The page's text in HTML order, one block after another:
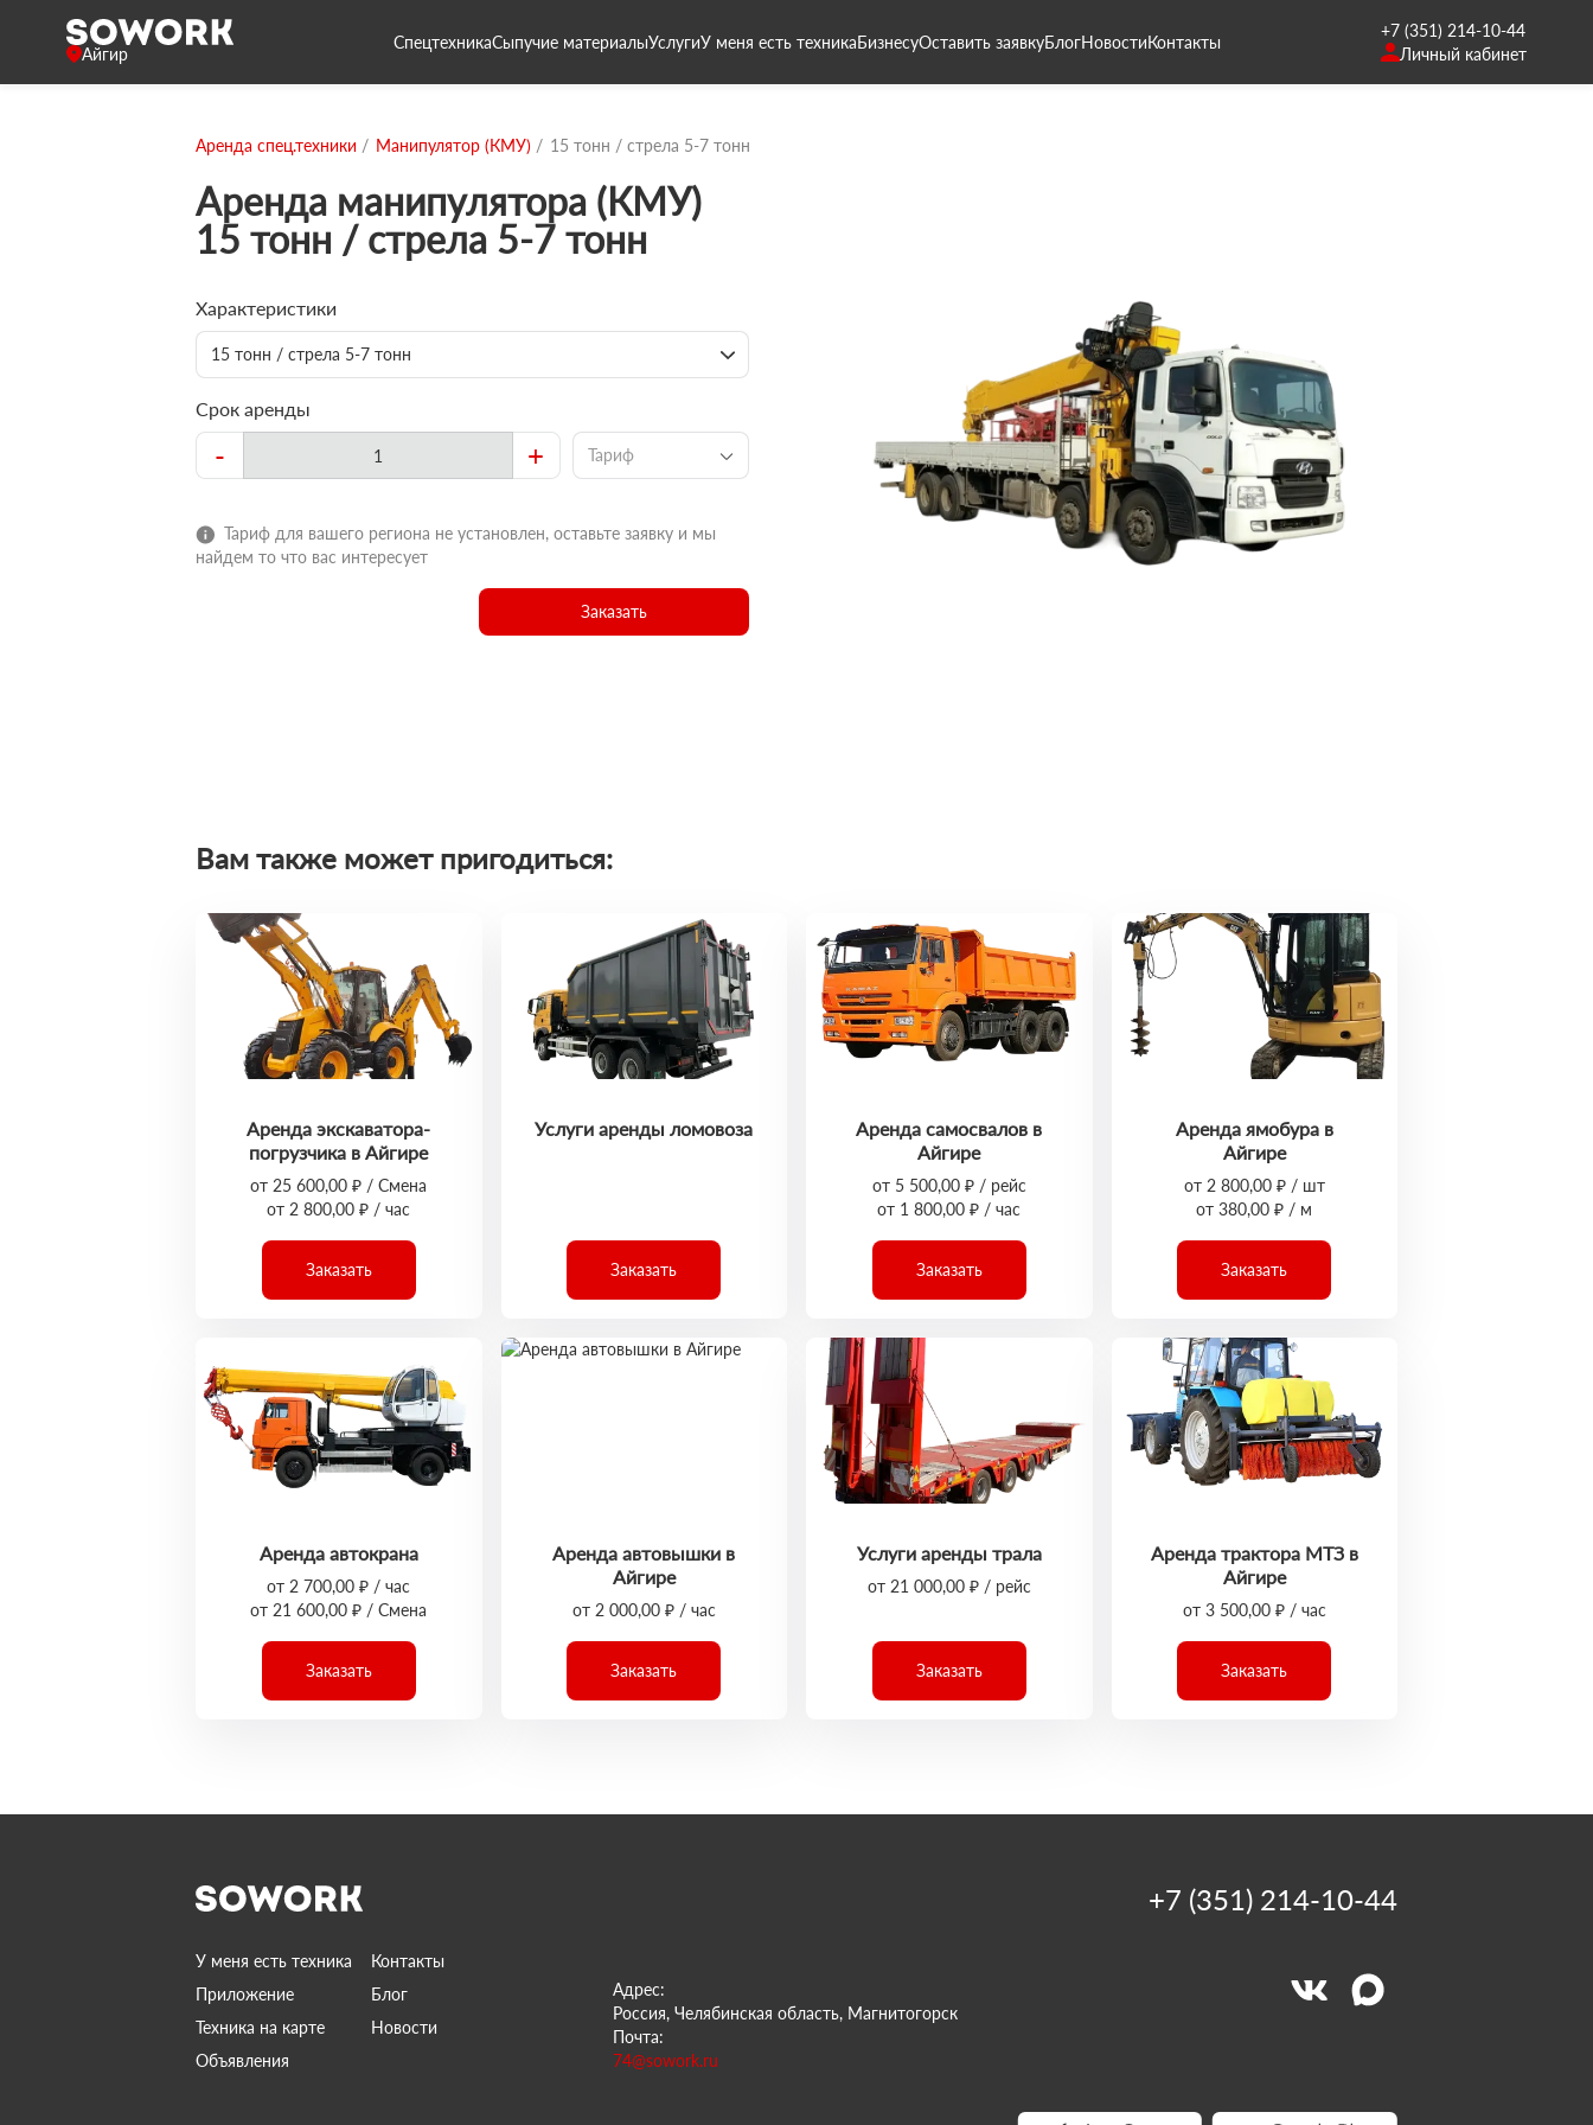
Айгир
СпецтехникаСыпучие материалыУслугиУ меня есть техникаБизнесуОставить заявкуБлогНовостиКонтакты
+7 (351) 214-10-44
Личный кабинет
Аренда спец.техники Манипулятор (КМУ) 15 тонн / стрела 5-7 тонн
Аренда манипулятора (КМУ)
15 тонн / стрела 5-7 тонн
Характеристики
15 тонн / стрела 5-7 тонн
Срок аренды
- + Тариф
Тариф для вашего региона не установлен, оставьте заявку и мы
найдем то что вас интересует
Заказать
Вам также может пригодиться:
Аренда экскаватора-
погрузчика в Айгире
от 25 600,00 ₽ / Смена
от 2 800,00 ₽ / час
Заказать
Услуги аренды ломовоза
Заказать
Аренда самосвалов в
Айгире
от 5 500,00 ₽ / рейс
от 1 800,00 ₽ / час
Заказать
Аренда ямобура в
Айгире
от 2 800,00 ₽ / шт
от 380,00 ₽ / м
Заказать
Аренда автокрана
от 2 700,00 ₽ / час
от 21 600,00 ₽ / Смена
Заказать
Аренда автовышки в
Айгире
от 2 000,00 ₽ / час
Заказать
Услуги аренды трала
от 21 000,00 ₽ / рейс
Заказать
Аренда трактора МТЗ в
Айгире
от 3 500,00 ₽ / час
Заказать
У меня есть техника
Контакты
Приложение
Блог
Техника на карте
Новости
Объявления
Адрес:
Россия, Челябинская область, Магнитогорск
Почта:
74@sowork.ru
+7 (351) 214-10-44